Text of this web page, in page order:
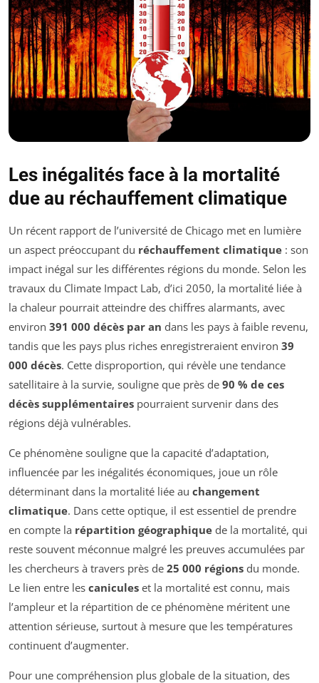
Les inégalités face à la mortalité
due au réchauffement climatique
Un récent rapport de l’université de Chicago met en lumière
un aspect préoccupant du réchauffement climatique : son
impact inégal sur les différentes régions du monde. Selon les
travaux du Climate Impact Lab, d’ici 2050, la mortalité liée à
la chaleur pourrait atteindre des chiffres alarmants, avec
environ 391 000 décès par an dans les pays à faible revenu,
tandis que les pays plus riches enregistreraient environ 39
000 décès. Cette disproportion, qui révèle une tendance
satellitaire à la survie, souligne que près de 90 % de ces
décès supplémentaires pourraient survenir dans des
régions déjà vulnérables.
Ce phénomène souligne que la capacité d’adaptation,
influencée par les inégalités économiques, joue un rôle
déterminant dans la mortalité liée au changement
climatique. Dans cette optique, il est essentiel de prendre
en compte la répartition géographique de la mortalité, qui
reste souvent méconnue malgré les preuves accumulées par
les chercheurs à travers près de 25 000 régions du monde.
Le lien entre les canicules et la mortalité est connu, mais
l’ampleur et la répartition de ce phénomène méritent une
attention sérieuse, surtout à mesure que les températures
continuent d’augmenter.
Pour une compréhension plus globale de la situation, des